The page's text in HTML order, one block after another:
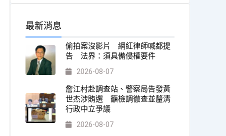
最新消息
偷拍案沒影片 網紅律師喊都提
告 法界：須具備侵權要件
2026-08-07
詹江村赴調查站、警察局告發黃
世杰涉賄選 籲檢調徹查並釐清
行政中立爭議
2026-08-07